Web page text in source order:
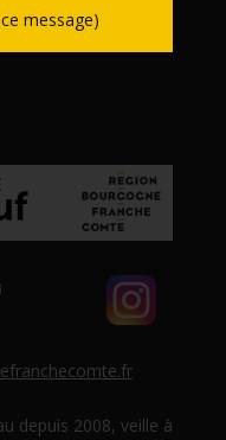
message)
depuis 2008, veille à